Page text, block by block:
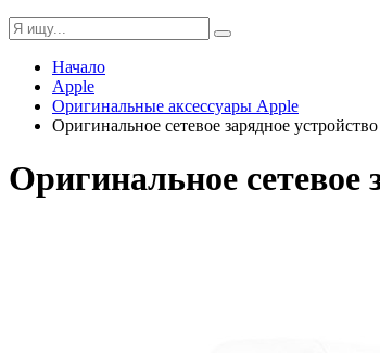
Начало
Apple
Оригинальные аксессуары Apple
Оригинальное сетевое зарядное
Оригинальное